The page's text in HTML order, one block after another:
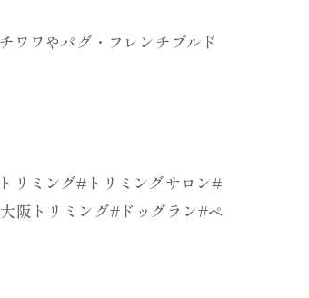
ワワやパグ・フレンチブルド
ミング#トリミングサロン#
阪トリミング#ドッグラン#ペ